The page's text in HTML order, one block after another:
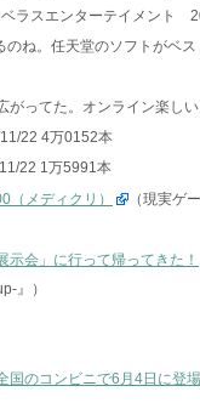
スエンターテイメント
ね。任天堂のソフトがベス
ってた。オンライン楽しい
22 4万0152本
22 1万5991本
メディクリ） （現実ゲ
会」に行って帰ってきた！
』）
国のコンビニで6月4日に登場